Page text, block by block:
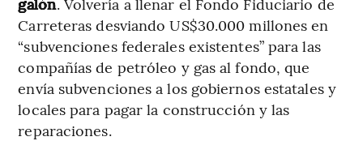
Carreteras desviando US$30.000 millones en
“subvenciones federales existentes” para las
compañías de petróleo y gas al fondo, que
envía subvenciones a los gobiernos estatales y
locales para pagar la construcción y las
reparaciones.